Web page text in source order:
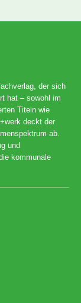
der sich
hat – sowohl im
Titeln wie
deckt der
ab.
und
kommunale